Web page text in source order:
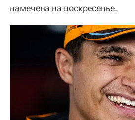
намечена на воскресенье.